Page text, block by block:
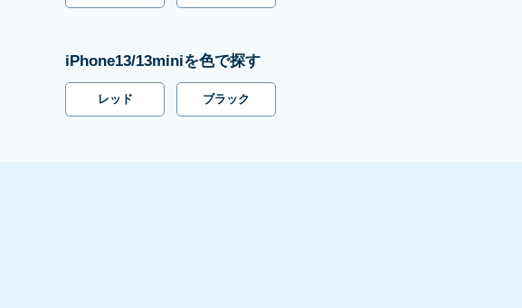
iPhone13/13miniを色で探す
レッド ブラック